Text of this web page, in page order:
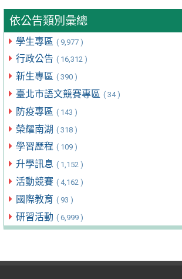
依公告類別彙總
學生專區 ( 9,977 )
行政公告 ( 16,312 )
新生專區 ( 390 )
臺北市語文競賽專區 ( 34 )
防疫專區 ( 143 )
榮耀南湖 ( 318 )
學習歷程 ( 109 )
升學訊息 ( 1,152 )
活動競賽 ( 4,162 )
國際教育 ( 93 )
研習活動 ( 6,999 )